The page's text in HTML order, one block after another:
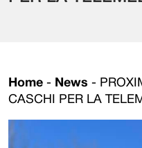
Home - News -
CASCHI PER LA